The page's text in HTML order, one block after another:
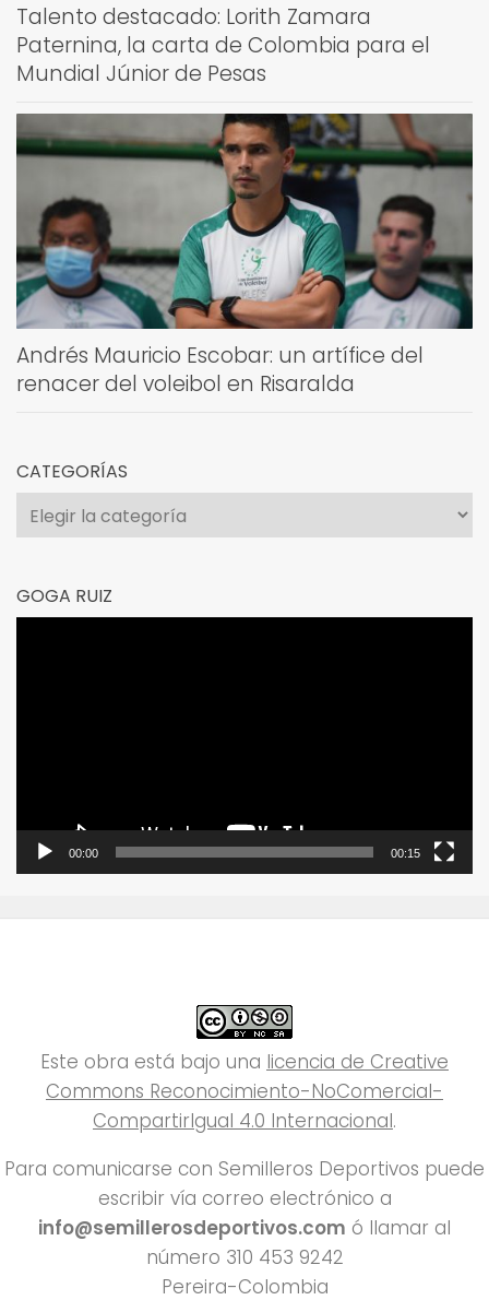
Talento destacado: Lorith Zamara
Paternina, la carta de Colombia para el
Mundial Júnior de Pesas
Andrés Mauricio Escobar: un artífice del
renacer del voleibol en Risaralda
CATEGORÍAS
Categorías
GOGA RUIZ
00:00 00:15
Este obra está bajo una licencia de Creative
Commons Reconocimiento-NoComercial-
CompartirIgual 4.0 Internacional.
Para comunicarse con Semilleros Deportivos puede
escribir vía correo electrónico a
info@semillerosdeportivos.com ó llamar al
número 310 453 9242
Pereira-Colombia